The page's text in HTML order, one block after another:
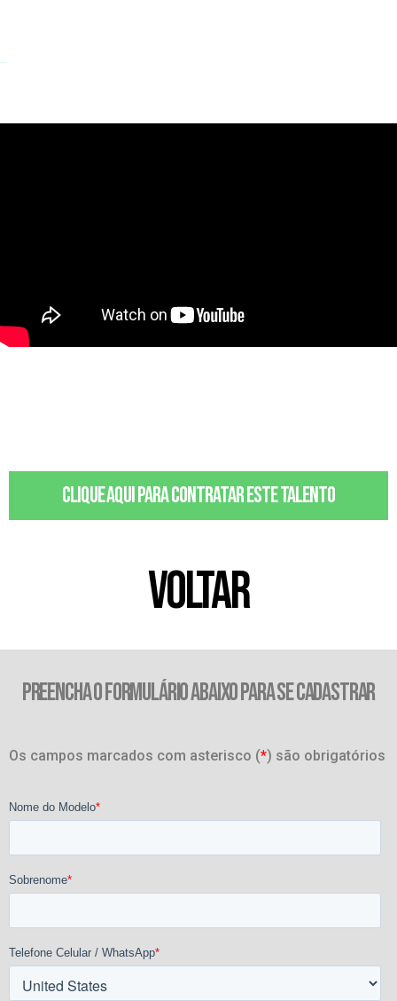
Clique aqui para contratar este talento
VOLTAR
PREENCHA O FORMULÁRIO ABAIXO PARA SE CADASTRAR
Os campos marcados com asterisco (*) são obrigatórios